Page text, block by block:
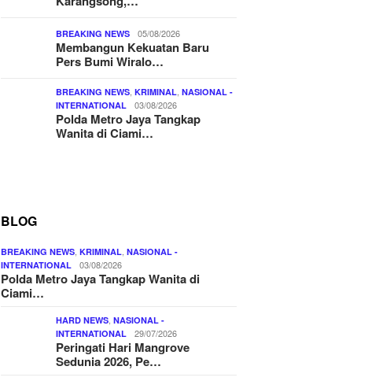
BREAKING NEWS 05/08/2026
Membangun Kekuatan Baru
Pers Bumi Wiralo…
BREAKING NEWS ,KRIMINAL ,NASIONAL -
INTERNATIONAL
03/08/2026
Polda Metro Jaya Tangkap
Wanita di Ciami…
BLOG
BREAKING NEWS ,KRIMINAL ,NASIONAL -
INTERNATIONAL
03/08/2026
Polda Metro Jaya Tangkap Wanita di
Ciami…
HARD NEWS ,NASIONAL -
INTERNATIONAL
29/07/2026
Peringati Hari Mangrove
Sedunia 2026, Pe…